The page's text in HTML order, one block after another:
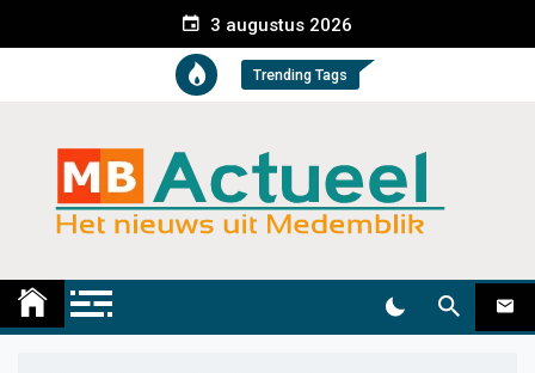
e
t
3 augustus 2026
Trending Tags
Medemblik Actueel